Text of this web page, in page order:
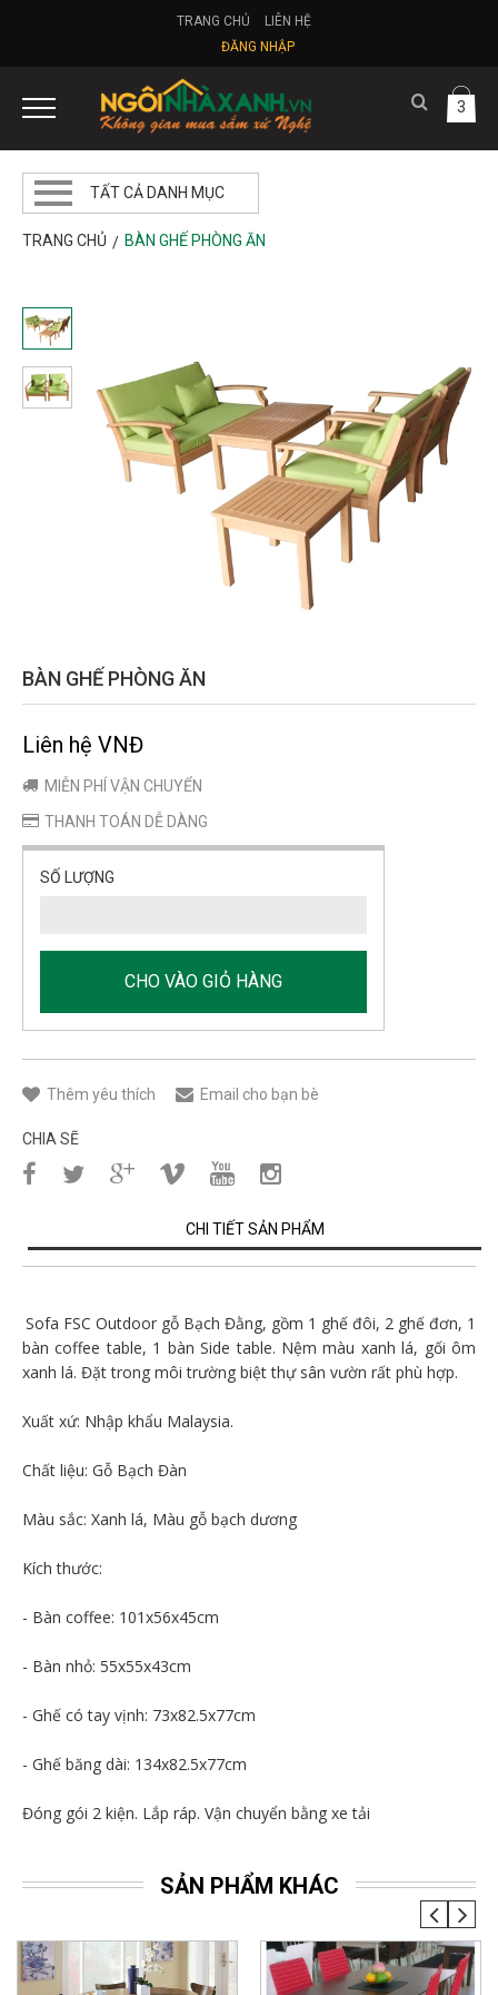
TRANG CHỦ
LIÊN HỆ
ĐĂNG NHẬP
3
TẤT CẢ DANH MỤC
TRANG CHỦ BÀN GHẾ PHÒNG ĂN
BÀN GHẾ PHÒNG ĂN
Liên hệ VNĐ
MIỄN PHÍ VẬN CHUYỂN
THANH TOÁN DỄ DÀNG
SỐ LƯỢNG
CHO VÀO GIỎ HÀNG
Thêm yêu thích Email cho bạn bè
CHIA SẼ
CHI TIẾT SẢN PHẨM
Sofa FSC Outdoor gỗ Bạch Đằng, gồm 1 ghế đôi, 2 ghế đơn, 1
bàn coffee table, 1 bàn Side table. Nệm màu xanh lá, gối ôm
xanh lá. Đặt trong môi trường biệt thự sân vườn rất phù hợp.
Xuất xứ: Nhập khẩu Malaysia.
Chất liệu: Gỗ Bạch Đàn
Màu sắc: Xanh lá, Màu gỗ bạch dương
Kích thước:
- Bàn coffee: 101x56x45cm
- Bàn nhỏ: 55x55x43cm
- Ghế có tay vịnh: 73x82.5x77cm
- Ghế băng dài: 134x82.5x77cm
Đóng gói 2 kiện. Lắp ráp. Vận chuyển bằng xe tải
SẢN PHẨM KHÁC